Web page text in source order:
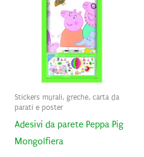
Stickers murali, greche, carta da
parati e poster
Adesivi da parete Peppa Pig
Mongolfiera